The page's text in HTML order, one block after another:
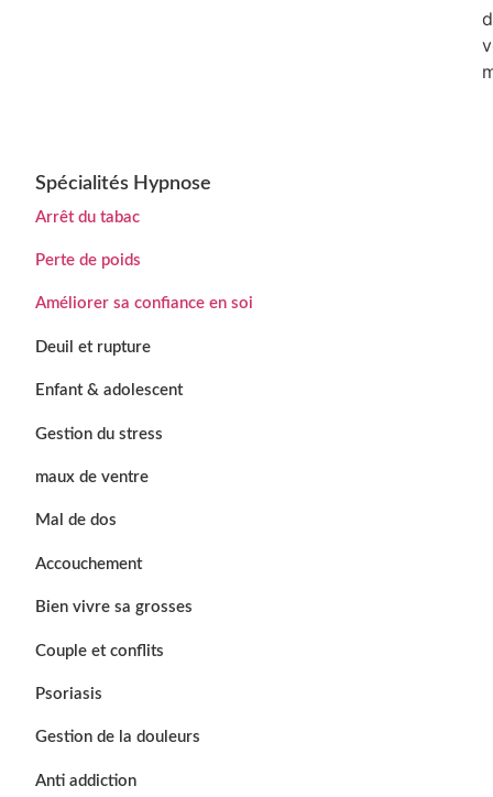
Spécialités Hypnose
Arrêt du tabac
Perte de poids
Améliorer sa confiance en soi
Deuil et rupture
Enfant & adolescent
Gestion du stress
maux de ventre
Mal de dos
Accouchement
Bien vivre sa grosses
Couple et conflits
Psoriasis
Gestion de la douleurs
Anti addiction